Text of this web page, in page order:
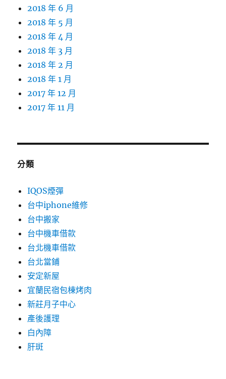
2018 年 6 月
2018 年 5 月
2018 年 4 月
2018 年 3 月
2018 年 2 月
2018 年 1 月
2017 年 12 月
2017 年 11 月
分類
IQOS煙彈
台中iphone維修
台中搬家
台中機車借款
台北機車借款
台北當鋪
安定新屋
宜蘭民宿包棟烤肉
新莊月子中心
產後護理
白內障
肝斑